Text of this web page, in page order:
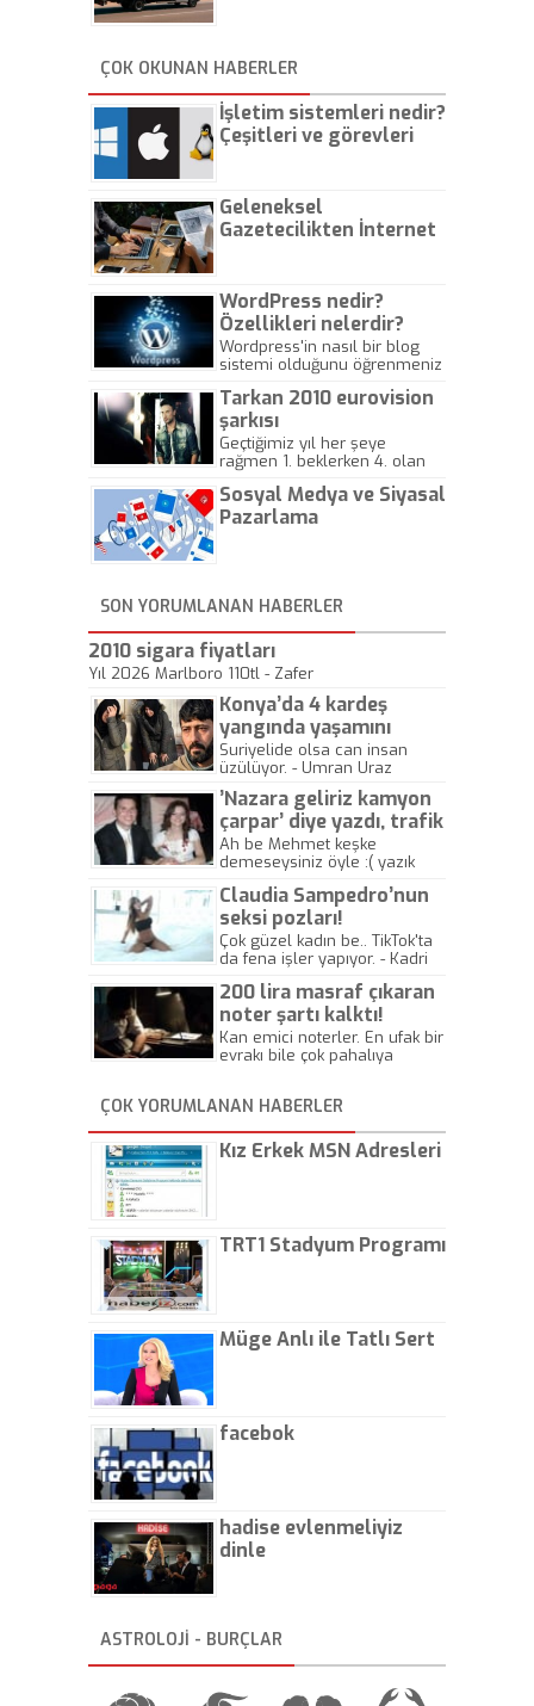
ÇOK OKUNAN HABERLER
İşletim sistemleri nedir?
Çeşitleri ve görevleri
Geleneksel
Gazetecilikten İnternet
WordPress nedir?
Özellikleri nelerdir?
Wordpress'in nasıl bir blog
sistemi olduğunu öğrenmeniz
Tarkan 2010 eurovision
şarkısı
Geçtiğimiz yıl her şeye
rağmen 1. beklerken 4. olan
gösterisinin bu yarışmada
önemli olmadığını anlamıştır.
Sosyal Medya ve Siyasal
Pazarlama
SON YORUMLANAN HABERLER
2010 sigara fiyatları
Yıl 2026 Marlboro 110tl - Zafer
Konya’da 4 kardeş
yangında yaşamını
yitirdi
Suriyelide olsa can insan
üzülüyor. - Umran Uraz
’Nazara geliriz kamyon
çarpar’ diye yazdı, trafik
kazasında öldü!
Ah be Mehmet keşke
demeseysiniz öyle :( yazık
Claudia Sampedro’nun
seksi pozları!
Çok güzel kadın be.. TikTok'ta
da fena işler yapıyor. - Kadri
200 lira masraf çıkaran
noter şartı kalktı!
Kan emici noterler. En ufak bir
evrakı bile çok pahalıya
kaptırıyorsunuz. - Kayhan
Gezenti
ÇOK YORUMLANAN HABERLER
Kız Erkek MSN Adresleri
TRT1 Stadyum Programı
Müge Anlı ile Tatlı Sert
facebok
hadise evlenmeliyiz
dinle
ASTROLOJİ - BURÇLAR